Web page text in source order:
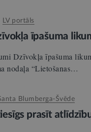
LV portāls
īpašuma
Dzīvokļa īpašuma
nodaļa “Lietošanas…
Blumberga-Švēde
prasīt